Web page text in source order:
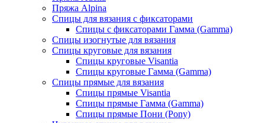
Пряжа Alpina
Спицы для вязания с фиксаторами
Спицы с фиксаторами Гамма (Gamma)
Спицы изогнутые для вязания
Спицы круговые для вязания
Спицы круговые Visantia
Спицы круговые Гамма (Gamma)
Спицы прямые для вязания
Спицы прямые Visantia
Спицы прямые Гамма (Gamma)
Спицы прямые Пони (Pony)